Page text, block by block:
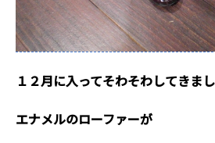
１２月に入ってそわそわしてきま
エナメルのローファーが